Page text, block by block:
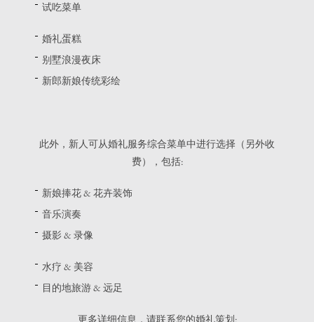
试吃菜单
婚礼蛋糕
别墅浪漫夜床
新郎新娘传统彩绘
此外，新人可从婚礼服务综合菜单中进行选择（另外收
费），包括:
新娘捧花 & 花卉装饰
音乐演奏
摄影 & 录像
水疗 & 美容
目的地旅游 & 远足
更多详细信息，请联系您的婚礼策划: